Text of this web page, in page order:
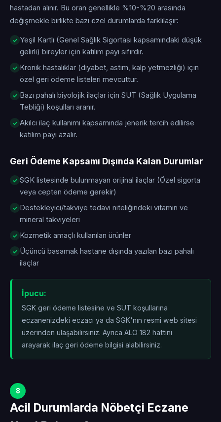
hastadan alınır. Bu oran genellikle %10-%20 arasında
değişmekle birlikte bazı özel durumlarda farklılaşır:
Yeşil Kartlı (Genel Sağlık Sigortası kapsamındaki düşük
gelirli) bireyler için katılım payı sıfırdır.
Kronik hastalıklar (diyabet, astım, kalp yetmezliği) için
özel geri ödeme listeleri mevcuttur.
Bazı pahalı biyolojik ilaçlar için SUT (Sağlık Uygulama
Tebliği) koşulları aranır.
Akılcı ilaç kullanımı kapsamında jenerik tercih edilirse
katılım payı azalır.
Geri Ödeme Kapsamı Dışında Kalan Durumlar
SGK listesinde bulunmayan orijinal ilaçlar (Özel sigorta
veya cepten ödeme gerekir)
Destekleyici/takviye tedavi niteliğindeki vitamin ve
mineral takviyeleri
Kozmetik amaçlı kullanılan ürünler
Üçüncü basamak hastane dışında yazılan bazı pahalı
ilaçlar
İpucu:
SGK geri ödeme listesine ve SUT koşullarına
eczanenizdeki eczacı ya da SGK'nın resmi web sitesi
üzerinden ulaşabilirsiniz. Ayrıca ALO 182 hattını
arayarak ilaç geri ödeme bilgisi alabilirsiniz.
8
Acil Durumlarda Nöbetçi Eczane